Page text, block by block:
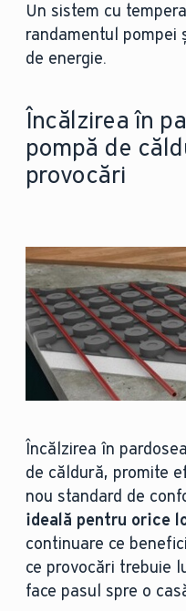
Un sistem cu
randamentul pompei
de energie.
Încălzirea în
pompă de
provocări
Încălzirea în
de căldură, promite
nou standard de
ideală pentru orice
continuare ce
ce provocări trebuie
face pasul spre o